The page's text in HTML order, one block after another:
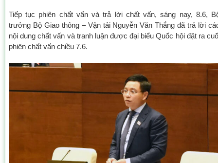
Tiếp tục phiên chất vấn và trả lời chất vấn, sáng nay, 8.6,
trưởng Bộ Giao thông – Vận tải Nguyễn Văn Thắng đã trả lời
nội dung chất vấn và tranh luận được đại biểu Quốc hội đặt ra
phiên chất vấn chiều 7.6.